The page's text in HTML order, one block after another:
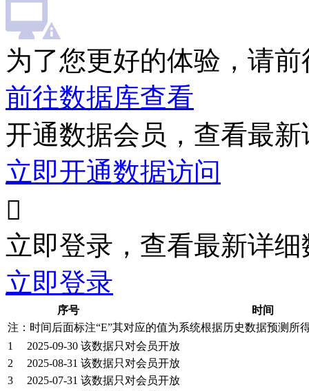
为了您更好的体验，请
前往数据库查看
开通数据会员，查看最
立即开通数据访问

立即登录，查看最新详细
立即登录
序号
时间
注：时间后面标注“E”其对应的值为系统根据历史数据预测所
1
2025-09-30 该数据只对会员开放
2
2025-08-31 该数据只对会员开放
3
2025-07-31 该数据只对会员开放